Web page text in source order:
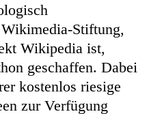
Stiftung,
Wikipedia ist,
geschaffen. Dabei
kostenlos riesige
zur Verfügung